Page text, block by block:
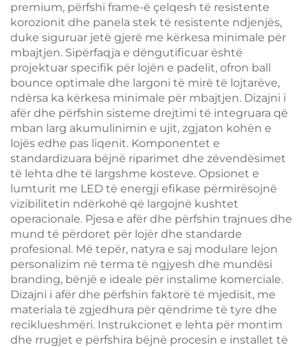
premium, përfshi frame-ë çelqesh të resistente
korozionit dhe panela stek të resistente ndjenjës,
duke siguruar jetë gjerë me kërkesa minimale për
mbajtjen. Sipërfaqja e dëngutificuar është
projektuar specifik për lojën e padelit, ofron ball
bounce optimale dhe largoni të mirë të lojtarëve,
ndërsa ka kërkesa minimale për mbajtjen. Dizajni i
afër dhe përfshin sisteme drejtimi të integruara që
mban larg akumulinimin e ujit, zgjaton kohën e
lojës edhe pas liqenit. Komponentet e
standardizuara bëjnë riparimet dhe zëvendësimet
të lehta dhe të largshme kosteve. Opsionet e
lumturit me LED të energji efikase përmirësojnë
vizibilitetin ndërkohë që largojnë kushtet
operacionale. Pjesa e afër dhe përfshin trajnues dhe
mund të përdoret për lojër dhe standarde
profesional. Më tepër, natyra e saj modulare lejon
personalizim në terma të ngjyesh dhe mundësi
branding, bënjë e ideale për instalime komerciale.
Dizajni i afër dhe përfshin faktorë të mjedisit, me
materiala të zgjedhura për qëndrime të tyre dhe
reciklueshmëri. Instrukcionet e lehta për montim
dhe rrugjet e përfshira bëjnë procesin e installet të